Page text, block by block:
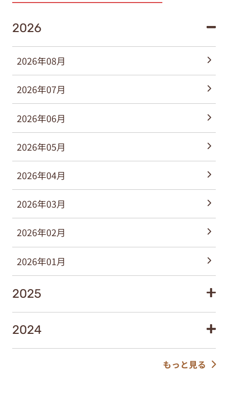
2026
2026年08月
2026年07月
2026年06月
2026年05月
2026年04月
2026年03月
2026年02月
2026年01月
2025
2024
もっと見る